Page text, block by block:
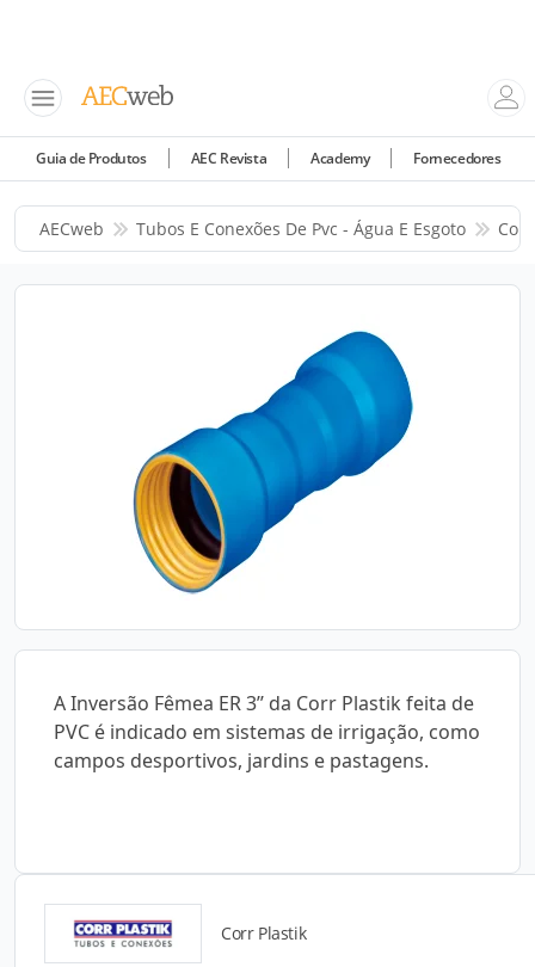
Guia de Produtos AEC Revista Academy Fornecedores
AECweb Tubos E Conexões De Pvc - Água E Esgoto
A Inversão Fêmea ER 3’’ da Corr Plastik feita de
PVC é indicado em sistemas de irrigação, como
campos desportivos, jardins e pastagens.
Corr Plastik
Catálogos para Download